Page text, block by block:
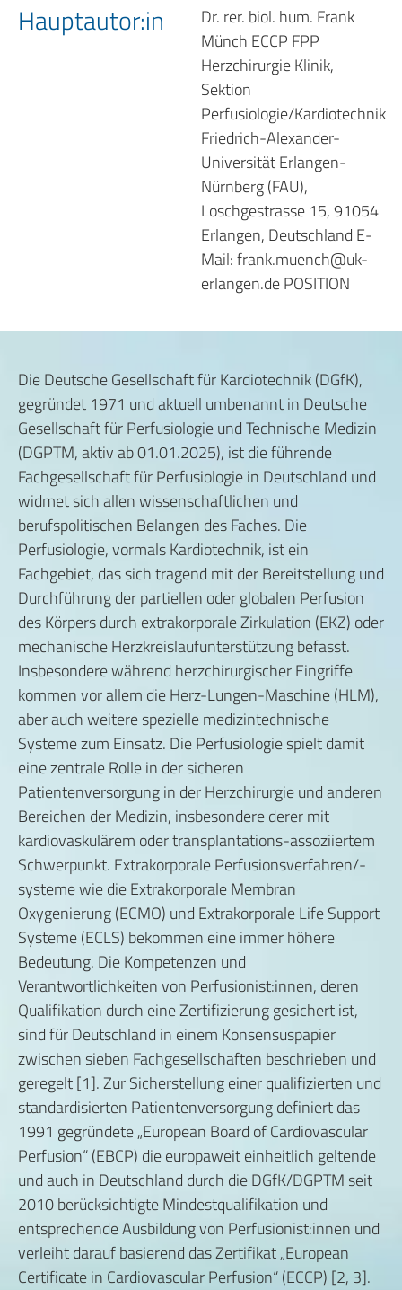
Hauptautor:in
Dr. rer. biol. hum. Frank
Münch ECCP FPP
Herzchirurgie Klinik,
Sektion
Perfusiologie/Kardiotechnik
Friedrich-Alexander-
Universität Erlangen-
Nürnberg (FAU),
Loschgestrasse 15, 91054
Erlangen, Deutschland E-
Mail: frank.muench@uk-
erlangen.de POSITION
Die Deutsche Gesellschaft für Kardiotechnik (DGfK),
gegründet 1971 und aktuell umbenannt in Deutsche
Gesellschaft für Perfusiologie und Technische Medizin
(DGPTM, aktiv ab 01.01.2025), ist die führende
Fachgesellschaft für Perfusiologie in Deutschland und
widmet sich allen wissenschaftlichen und
berufspolitischen Belangen des Faches. Die
Perfusiologie, vormals Kardiotechnik, ist ein
Fachgebiet, das sich tragend mit der Bereitstellung und
Durchführung der partiellen oder globalen Perfusion
des Körpers durch extrakorporale Zirkulation (EKZ) oder
mechanische Herzkreislaufunterstützung befasst.
Insbesondere während herzchirurgischer Eingriffe
kommen vor allem die Herz-Lungen-Maschine (HLM),
aber auch weitere spezielle medizintechnische
Systeme zum Einsatz. Die Perfusiologie spielt damit
eine zentrale Rolle in der sicheren
Patientenversorgung in der Herzchirurgie und anderen
Bereichen der Medizin, insbesondere derer mit
kardiovaskulärem oder transplantations-assoziiertem
Schwerpunkt. Extrakorporale Perfusionsverfahren/-
systeme wie die Extrakorporale Membran
Oxygenierung (ECMO) und Extrakorporale Life Support
Systeme (ECLS) bekommen eine immer höhere
Bedeutung. Die Kompetenzen und
Verantwortlichkeiten von Perfusionist:innen, deren
Qualifikation durch eine Zertifizierung gesichert ist,
sind für Deutschland in einem Konsensuspapier
zwischen sieben Fachgesellschaften beschrieben und
geregelt [1]. Zur Sicherstellung einer qualifizierten und
standardisierten Patientenversorgung definiert das
1991 gegründete „European Board of Cardiovascular
Perfusion“ (EBCP) die europaweit einheitlich geltende
und auch in Deutschland durch die DGfK/DGPTM seit
2010 berücksichtigte Mindestqualifikation und
entsprechende Ausbildung von Perfusionist:innen und
verleiht darauf basierend das Zertifikat „European
Certificate in Cardiovascular Perfusion“ (ECCP) [2, 3].